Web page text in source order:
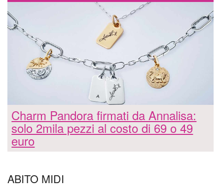
Charm Pandora firmati da Annalisa:
solo 2mila pezzi al costo di 69 o 49
euro
ABITO MIDI